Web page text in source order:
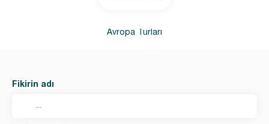
Avropa Turları
Fikirin adı